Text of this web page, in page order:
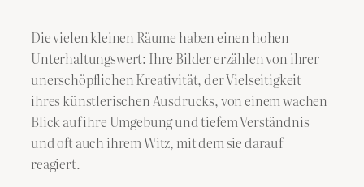
​Die vielen kleinen Räume haben einen hohen
Unterhaltungswert: Ihre Bilder erzählen von ihrer
unerschöpflichen Kreativität, der Vielseitigkeit
ihres künstlerischen Ausdrucks, von einem wachen
Blick auf ihre Umgebung und tiefem Verständnis
und oft auch ihrem Witz, mit dem sie darauf
reagiert.